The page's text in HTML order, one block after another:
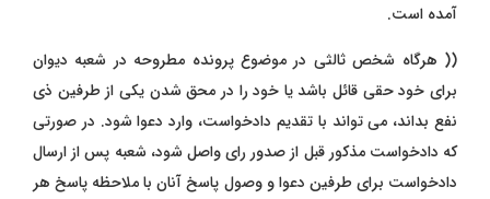
آمده است.
(( هرگاه شخص ثالثی در موضوع پرونده مطروحه در شعبه دیوان
برای خود حقی قائل باشد یا خود را در محق شدن یکی از طرفین ذی
نفع بداند، می تواند با تقدیم دادخواست، وارد دعوا شود. در صورتی
که دادخواست مذکور قبل از صدور رای واصل شود، شعبه پس از ارسال
دادخواست برای طرفین دعوا و وصول پاسخ آنان با ملاحظه پاسخ هر